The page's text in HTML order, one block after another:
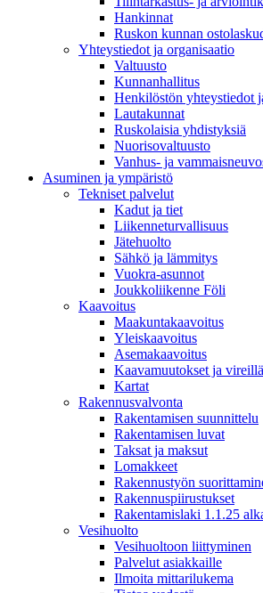
Hankinnat
Ruskon kunnan
Yhteystiedot ja organisaatio
Valtuusto
Kunnanhallitus
Henkilöstön yhteystiedot
Lautakunnat
Ruskolaisia yhdistyksiä
Nuorisovaltuusto
Vanhus- ja
Asuminen ja ympäristö
Tekniset palvelut
Kadut ja tiet
Liikenneturvallisuus
Jätehuolto
Sähkö ja lämmitys
Vuokra-asunnot
Joukkoliikenne Föli
Kaavoitus
Maakuntakaavoitus
Yleiskaavoitus
Asemakaavoitus
Kaavamuutokset ja
Kartat
Rakennusvalvonta
Rakentamisen suunnittelu
Rakentamisen luvat
Taksat ja maksut
Lomakkeet
Rakennustyön
Rakennuspiirustukset
Rakentamislaki 1.1.25
Vesihuolto
Vesihuoltoon liittyminen
Palvelut asiakkaille
Ilmoita mittarilukema